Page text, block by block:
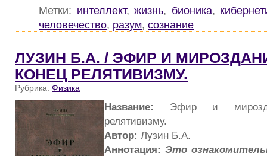
Метки: интеллект, жизнь, бионика,
человечество, разум, сознание
ЛУЗИН Б.А. / ЭФИР И
КОНЕЦ РЕЛЯТИВИЗМУ.
Рубрика: Физика
Название: Эфир и
релятивизму.
Автор: Лузин Б.А.
Аннотация: Это